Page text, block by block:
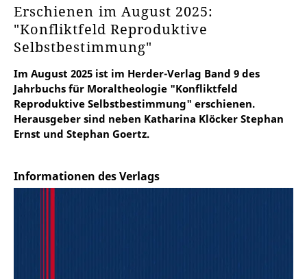
Erschienen im August 2025:
"Konfliktfeld Reproduktive
Selbstbestimmung"
Im August 2025 ist im Herder-Verlag Band 9 des
Jahrbuchs für Moraltheologie "Konfliktfeld
Reproduktive Selbstbestimmung" erschienen.
Herausgeber sind neben Katharina Klöcker Stephan
Ernst und Stephan Goertz.
Informationen des Verlags